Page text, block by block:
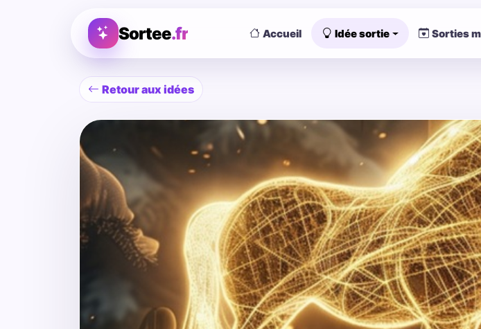
Sortee.fr Accueil Idée sortie Sorties
Retour aux idées